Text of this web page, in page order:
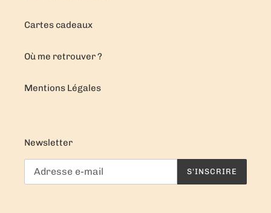
Cartes cadeaux
Où me retrouver ?
Mentions Légales
Newsletter
S'INSCRIRE